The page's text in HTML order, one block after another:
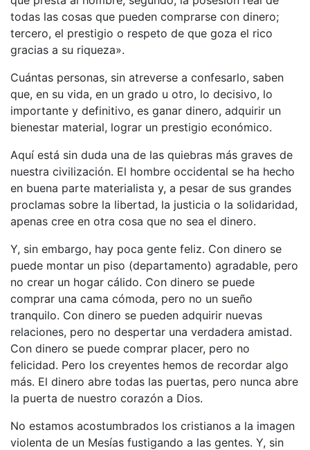
todas las cosas que pueden comprarse con dinero;
tercero, el prestigio o respeto de que goza el rico
gracias a su riqueza».
Cuántas personas, sin atreverse a confesarlo, saben
que, en su vida, en un grado u otro, lo decisivo, lo
importante y definitivo, es ganar dinero, adquirir un
bienestar material, lograr un prestigio económico.
Aquí está sin duda una de las quiebras más graves de
nuestra civilización. El hombre occidental se ha hecho
en buena parte materialista y, a pesar de sus grandes
proclamas sobre la libertad, la justicia o la solidaridad,
apenas cree en otra cosa que no sea el dinero.
Y, sin embargo, hay poca gente feliz. Con dinero se
puede montar un piso (departamento) agradable, pero
no crear un hogar cálido. Con dinero se puede
comprar una cama cómoda, pero no un sueño
tranquilo. Con dinero se pueden adquirir nuevas
relaciones, pero no despertar una verdadera amistad.
Con dinero se puede comprar placer, pero no
felicidad. Pero los creyentes hemos de recordar algo
más. El dinero abre todas las puertas, pero nunca abre
la puerta de nuestro corazón a Dios.
No estamos acostumbrados los cristianos a la imagen
violenta de un Mesías fustigando a las gentes. Y, sin